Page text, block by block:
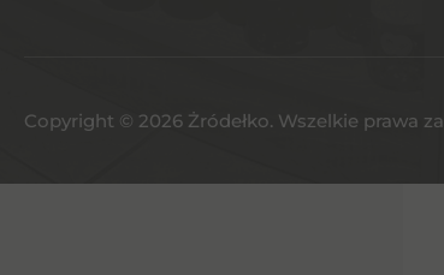
Copyright © 2026 Żródełko. Wszelkie prawa